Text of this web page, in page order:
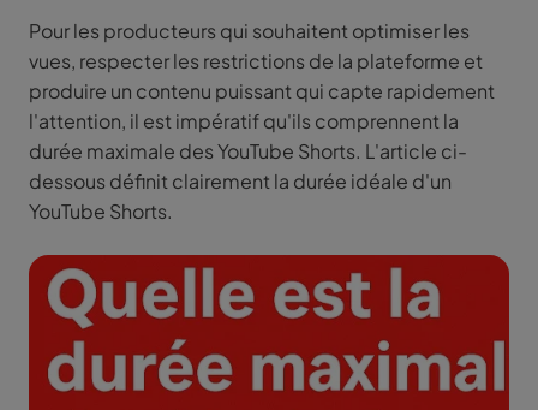
Pour les producteurs qui souhaitent optimiser les
vues, respecter les restrictions de la plateforme et
produire un contenu puissant qui capte rapidement
l'attention, il est impératif qu'ils comprennent la
durée maximale des YouTube Shorts. L'article ci-
dessous définit clairement la durée idéale d'un
YouTube Shorts.